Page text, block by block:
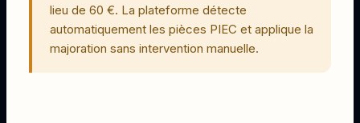
lieu de 60 €. La plateforme détecte
automatiquement les pièces PIEC et applique la
majoration sans intervention manuelle.